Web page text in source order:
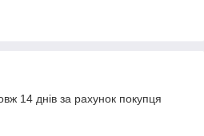
14 днів за рахунок покупця